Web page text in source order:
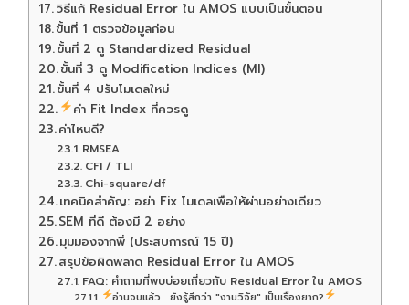
วิธีแก้ Residual Error ใน AMOS แบบเป็นขั้นตอน
ขั้นที่ 1 ตรวจข้อมูลก่อน
ขั้นที่ 2 ดู Standardized Residual
ขั้นที่ 3 ดู Modification Indices (MI)
ขั้นที่ 4 ปรับโมเดลใหม่
ค่า Fit Index ที่ควรดู
ค่าไหนดี?
RMSEA
CFI / TLI
Chi-square/df
เทคนิคสำคัญ: อย่า Fix โมเดลเพื่อให้ผ่านอย่างเดียว
SEM ที่ดี ต้องมี 2 อย่าง
มุมมองจากพี่ (ประสบการณ์ 15 ปี)
สรุปข้อผิดพลาด Residual Error ใน AMOS
FAQ: คำถามที่พบบ่อยเกี่ยวกับ Residual Error ใน AMOS
อ่านจบแล้ว... ยังรู้สึกว่า "งานวิจัย" เป็นเรื่องยาก?